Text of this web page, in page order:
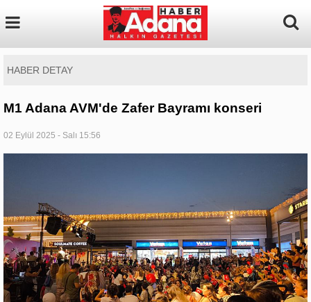
HABER DETAY
M1 Adana AVM'de Zafer Bayramı konseri
02 Eylül 2025 - Salı 15:56